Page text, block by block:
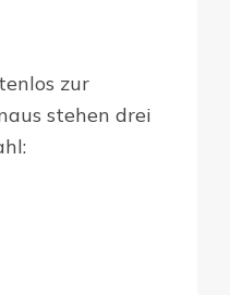
zur
stehen drei